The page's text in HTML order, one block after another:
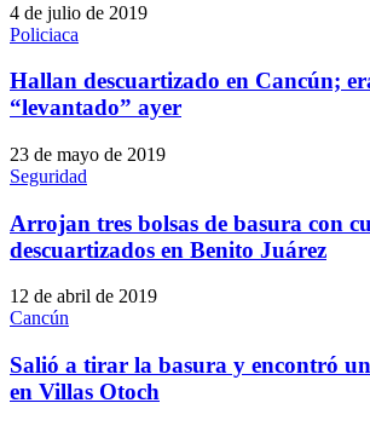
4 de julio de 2019
Policiaca
Hallan descuartizado en Cancún;
“levantado” ayer
23 de mayo de 2019
Seguridad
Arrojan tres bolsas de basura con
descuartizados en Benito Juárez
12 de abril de 2019
Cancún
Salió a tirar la basura y encontró
en Villas Otoch